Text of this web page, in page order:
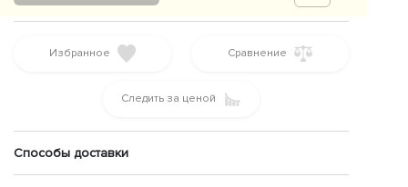
Избранное Сравнение
Следить за ценой
Способы доставки